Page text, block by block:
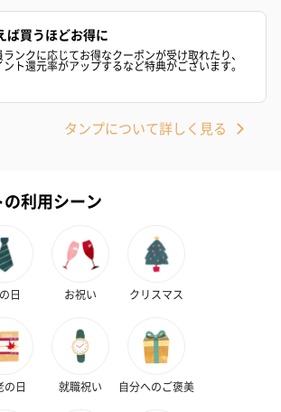
花束ハンドタオル（ブ
花束ハンドタ
梱してお届けいたします。
フラッグカプセル：イ
ば買うほどお得に
ランクに応じてお得なクーポンが受け取れたり、
ント還元率がアップするなど特典がございます。
タンプについて詳しく見る
利用シーン
日 お祝い クリスマス
の日 就職祝い 自分へのご褒美